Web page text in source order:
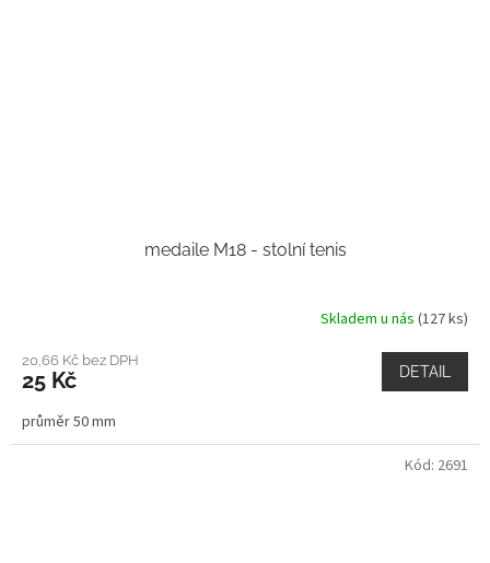
medaile M18 - stolní tenis
Skladem u nás (127 ks)
20,66 Kč bez DPH
25 Kč DETAIL
průměr 50 mm
Kód: 2691